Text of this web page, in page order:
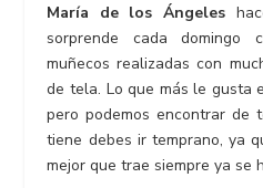
María de los Ángeles
sorprende cada domingo
muñecos realizadas con
de tela. Lo que más le gusta
pero podemos encontrar de
tiene debes ir temprano, ya
mejor que trae siempre ya se